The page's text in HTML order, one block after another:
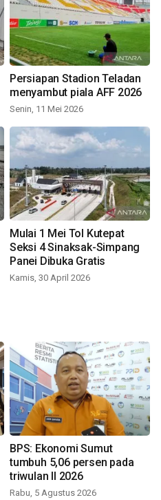
Persiapan Stadion Teladan
menyambut piala AFF 2026
Senin, 11 Mei 2026
Mulai 1 Mei Tol Kutepat
Seksi 4 Sinaksak-Simpang
Panei Dibuka Gratis
Kamis, 30 April 2026
BPS: Ekonomi Sumut
tumbuh 5,06 persen pada
triwulan II 2026
Rabu, 5 Agustus 2026